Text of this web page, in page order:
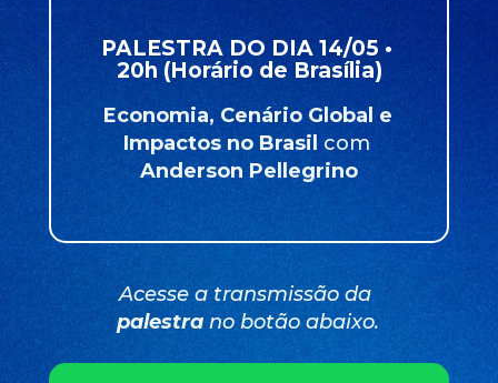
PALESTRA DO DIA 14/05 •
20h (Horário de Brasília)
Economia, Cenário Global e
Impactos no Brasil
Anderson Pellegrino
palestra no botão abaixo.